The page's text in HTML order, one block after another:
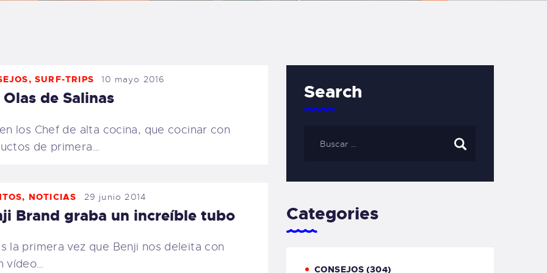
CARRITO
FAMILY
SALINAS
,SURF-TRIPS 10 mayo 2016
Olas de Salinas
los Chef de alta cocina, que cocinar con
de primera…
, NOTICIAS 29 junio 2014
Brand graba un increíble tubo
la primera vez que Benji nos deleita con
vídeo…
Search
Categories
CONSEJOS (304)